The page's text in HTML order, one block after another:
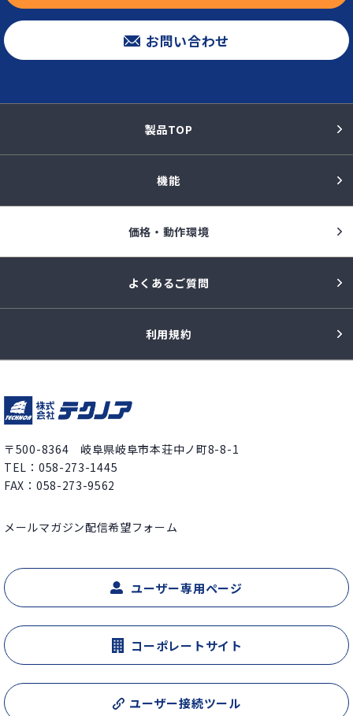
お問い合わせ
製品TOP
機能
価格・動作環境
よくあるご質問
利用規約
〒500-8364 岐阜県岐阜市本荘中ノ町8-8-1
TEL： 058-273-1445
FAX：058-273-9562
メールマガジン配信希望フォーム
ユーザー専用ページ
コーポレートサイト
ユーザー接続ツール